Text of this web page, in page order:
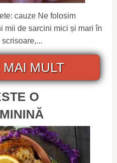
cauze Ne folosim
mii de sarcini mici și mari în
MULT
O